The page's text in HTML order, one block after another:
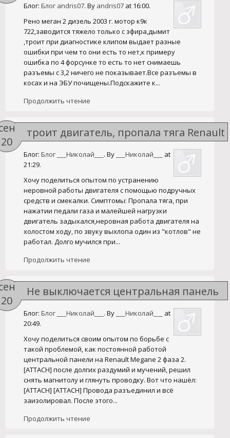
Блог: Блог andris07. By andris07 at 16:00.
Продолжить чтение
Рено меган 2 дизель 2003 г. мотор к9к
722,заводится тяжело только с эфира,дымит
,троит при диагностике клипом выдает разные
ошибки при чем то они есть то нет,к примеру
ошибка по 4 форсунке то есть то нет снимаешь
разъемы с 3,2 ничего не показывает.Все разъемы в
косах и на ЭБУ почищены.Подскажите к...
20
троит двигатель, пропала тяга Renault
Блог: Блог ___Николай___ . By ___Николай___
at
21:29.
Продолжить чтение
Хочу поделиться опытом по устранению
неровной работы двигателя с помощью подручных
средств и смекалки. Симптомы: Пропала тяга, при
нажатии педали газа и малейшей нагрузки
двигатель задыхался,неровная работа двигателя на
холостом ходу, по звуку выхлопа один из "котлов" не
работал. Долго мучился при...
20
Не выключается центральная панель
аккумулятора
Блог: Блог ___Николай___ . By ___Николай___
at
20:49.
Продолжить чтение
Хочу поделиться своим опытом по борьбе с
такой проблемой, как постоянной работой
центральной панели на Renault Megane 2 фаза 2.
[ATTACH] после долгих раздумий и мучений, решил
снять магнитолу и глянуть проводку. Вот что нашёл:
[ATTACH] [ATTACH] Провода разъединил и всё
заизолировал. После этого...